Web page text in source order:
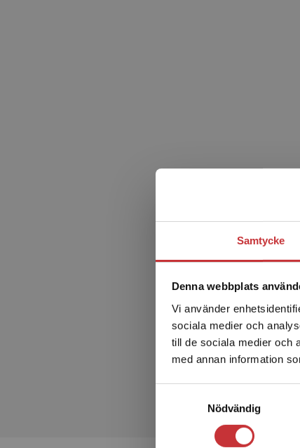
Samtycke
Denna webbplats
Vi använder
sociala medier och
till de sociala medier och
med annan information
Nödvändig